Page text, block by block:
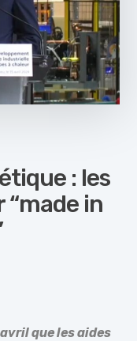
: les
“made in
que les aides